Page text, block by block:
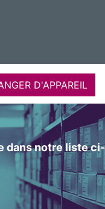
D'APPAREIL
dans notre liste ci-